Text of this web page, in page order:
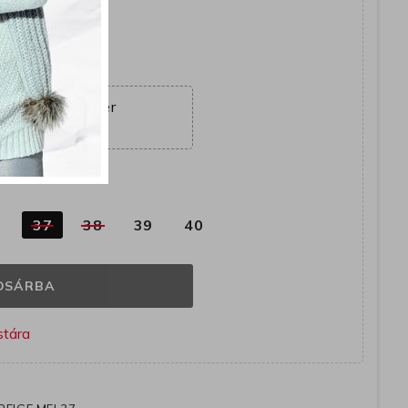
együtt
ajánlat véget ér
21:38:17
37 38 39 40